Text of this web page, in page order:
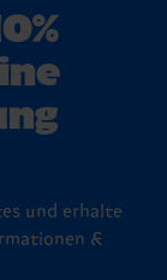
und erhalte
&